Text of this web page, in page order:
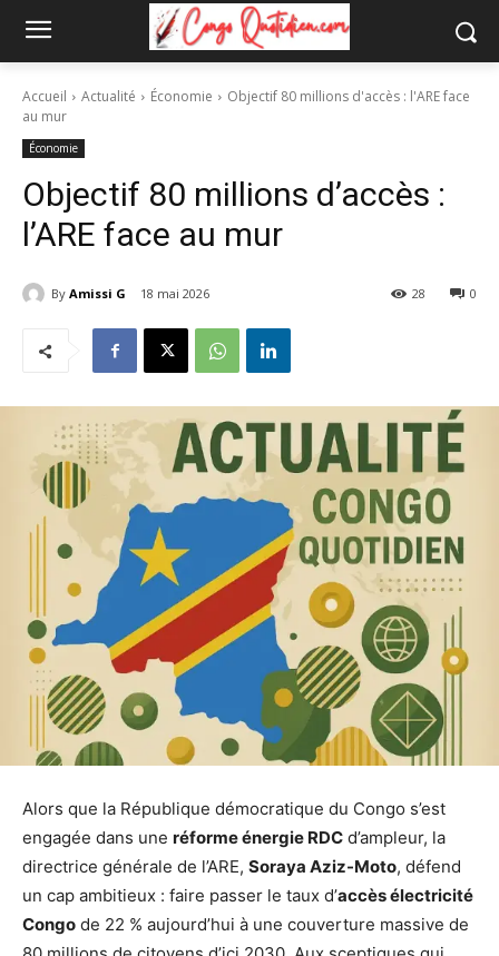
Accueil Actualité Économie
Objectif 80 millions d'accès : l'ARE face
au mur
Économie
Objectif 80 millions d’accès :
l’ARE face au mur
By Amissi G 18 mai 2026 0
28
Alors que la République démocratique du Congo s’est
engagée dans une réforme énergie RDC d’ampleur, la
directrice générale de l’ARE, Soraya Aziz-Moto, défend
un cap ambitieux : faire passer le taux d’accès électricité
Congo de 22 % aujourd’hui à une couverture massive de